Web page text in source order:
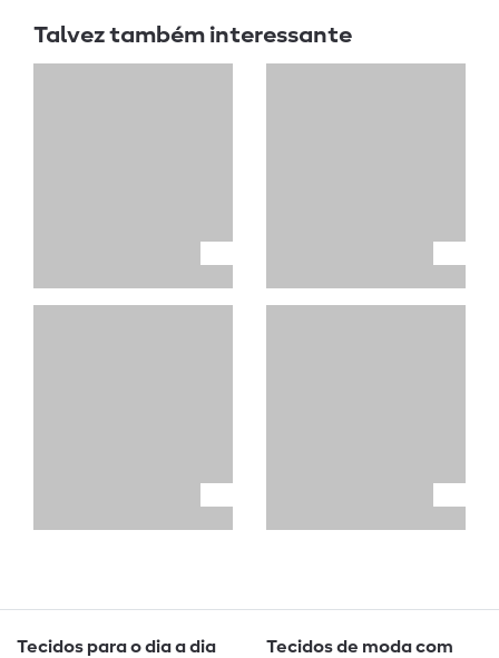
Talvez também interessante
Tecidos para o dia a dia
Tecidos de moda com